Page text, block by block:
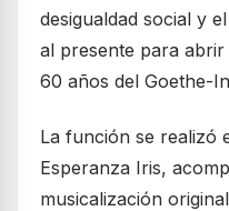
desigualdad social y
al presente para
60 años del Goethe-
La función se realizó
Esperanza Iris,
musicalización